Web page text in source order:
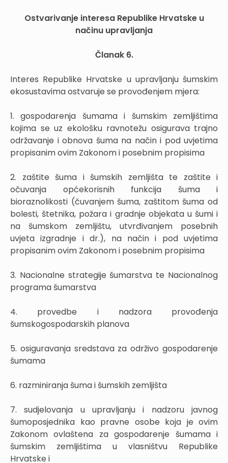
Ostvarivanje interesa Republike Hrvatske u
načinu upravljanja
Članak 6.
Interes Republike Hrvatske u upravljanju šumskim
ekosustavima ostvaruje se provođenjem mjera:
1. gospodarenja šumama i šumskim zemljištima
kojima se uz ekološku ravnotežu osigurava trajno
održavanje i obnova šuma na način i pod uvjetima
propisanim ovim Zakonom i posebnim propisima
2. zaštite šuma i šumskih zemljišta te zaštite i
očuvanja općekorisnih funkcija šuma i
bioraznolikosti (čuvanjem šuma, zaštitom šuma od
bolesti, štetnika, požara i gradnje objekata u šumi i
na šumskom zemljištu, utvrđivanjem posebnih
uvjeta izgradnje i dr.), na način i pod uvjetima
propisanim ovim Zakonom i posebnim propisima
3. Nacionalne strategije šumarstva te Nacionalnog
programa šumarstva
4. provedbe i nadzora provođenja
šumskogospodarskih planova
5. osiguravanja sredstava za održivo gospodarenje
šumama
6. razminiranja šuma i šumskih zemljišta
7. sudjelovanja u upravljanju i nadzoru javnog
šumoposjednika kao pravne osobe koja je ovim
Zakonom ovlaštena za gospodarenje šumama i
šumskim zemljištima u vlasništvu Republike
Hrvatske i